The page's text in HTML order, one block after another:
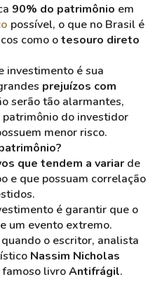
90% do patrimônio em
possível, o que no Brasil é
como otesouro direto
investimento é sua
prejuízos com
serão tão alarmantes,
patrimônio do investidor
menor risco.
que tendem a variar de
e que possuam correlação
é garantir que o
um evento extremo.
o escritor, analista
Nassim Nicholas
famoso livroAntifrágil.